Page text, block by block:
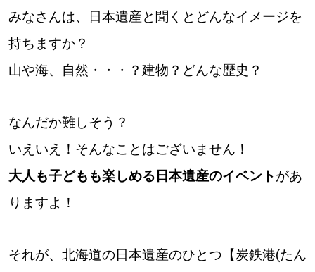
北海道で暮らす、あなたとつくる、
明日への”きっかけ”WEBマガジン
【道東のお気に入りを見つけたい】
みなさんは、日本遺産と聞くとどんなイメージを
持ちますか？
山や海、自然・・・？建物？どんな歴史？
なんだか難しそう？
いえいえ！そんなことはございません！
大人も子どもも楽しめる日本遺産のイベントがあ
りますよ！
それが、北海道の日本遺産のひとつ【炭鉄港(たん